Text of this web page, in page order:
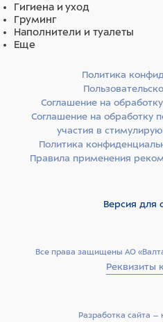
Гигиена и уход
Груминг
Наполнители и туалеты
Еще
Все права защищены АО
Реквизиты
Политика
Соглашение на
Соглашение на обработку
участия в
Политика
Правила применения
Версия для
Разработка сайта